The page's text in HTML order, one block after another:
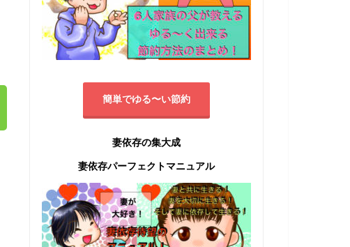
簡単でゆる〜い節約
妻依存の集大成
妻依存パーフェクトマニュアル